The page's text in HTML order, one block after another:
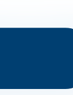
no
nas